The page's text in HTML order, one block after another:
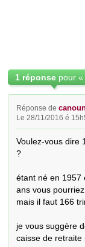
1 réponse pour «
Réponse de
Le 28/11/2016 é
Voulez-vous dire
?
étant né en 1957
ans vous
mais il faut 166
je vous suggère
caisse de